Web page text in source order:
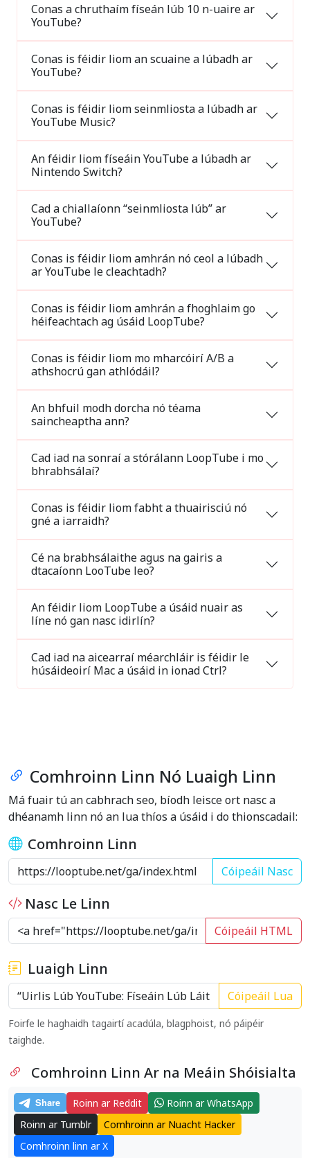
Conas a chruthaím físeán lúb 10 n-uaire ar
YouTube?
Conas is féidir liom an scuaine a lúbadh ar
YouTube?
Conas is féidir liom seinmliosta a lúbadh ar
YouTube Music?
An féidir liom físeáin YouTube a lúbadh ar
Nintendo Switch?
Cad a chiallaíonn “seinmliosta lúb” ar
YouTube?
Conas is féidir liom amhrán nó ceol a lúbadh
ar YouTube le cleachtadh?
Conas is féidir liom amhrán a fhoghlaim go
héifeachtach ag úsáid LoopTube?
Conas is féidir liom mo mharcóirí A/B a
athshocrú gan athlódáil?
An bhfuil modh dorcha nó téama
saincheaptha ann?
Cad iad na sonraí a stórálann LoopTube i mo
bhrabhsálaí?
Conas is féidir liom fabht a thuairisciú nó
gné a iarraidh?
Cé na brabhsálaithe agus na gairis a
dtacaíonn LooTube leo?
An féidir liom LoopTube a úsáid nuair as
líne nó gan nasc idirlín?
Cad iad na aicearraí méarchláir is féidir le
húsáideoirí Mac a úsáid in ionad Ctrl?
Comhroinn Linn Nó Luaigh Linn
Má fuair tú an cabhrach seo, bíodh leisce ort nasc a
dhéanamh linn nó an lua thíos a úsáid i do thionscadail:
Comhroinn Linn
Cóipeáil Nasc
Nasc Le Linn
Cóipeáil HTML
Luaigh Linn
Cóipeáil Lua
Foirfe le haghaidh tagairtí acadúla, blagphoist, nó páipéir
taighde.
Comhroinn Linn Ar na Meáin Shóisialta
Roinn ar Reddit
Roinn ar WhatsApp
Roinn ar Tumblr
Comhroinn ar Nuacht Hacker
Comhroinn linn ar X